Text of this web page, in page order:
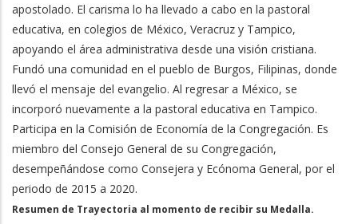
apostolado. El carisma lo ha llevado a cabo en la pastoral
educativa, en colegios de México, Veracruz y Tampico,
apoyando el área administrativa desde una visión cristiana.
Fundó una comunidad en el pueblo de Burgos, Filipinas, donde
llevó el mensaje del evangelio. Al regresar a México, se
incorporó nuevamente a la pastoral educativa en Tampico.
Participa en la Comisión de Economía de la Congregación. Es
miembro del Consejo General de su Congregación,
desempeñándose como Consejera y Ecónoma General, por el
periodo de 2015 a 2020.
Resumen de Trayectoria al momento de recibir su Medalla.